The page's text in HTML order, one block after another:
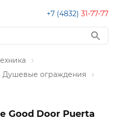
+7 (4832) 31-77-77
Душевые ограждения
Good Door Puerta